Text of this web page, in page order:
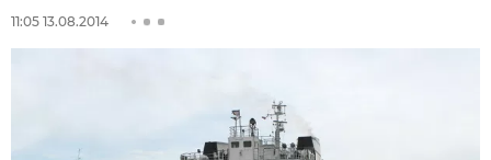
11:05 13.08.2014